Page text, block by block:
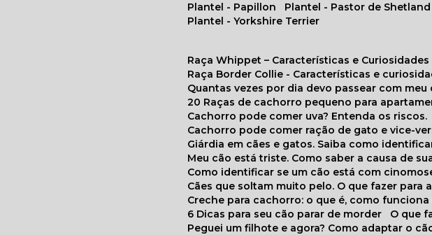
Plantel - Papillon
Plantel - Pastor de Shetland
Plantel - Yorkshire Terrier
Raça Whippet – Características e Curiosidades
Raça Border Collie - Características e
Quantas vezes por dia devo passear com
20 Raças de cachorro pequeno para
Cachorro pode comer uva? Entenda os riscos.
Cachorro pode comer ração de gato e vice-
Giárdia em cães e gatos. Saiba como
Meu cão está triste. Como saber a causa de
Como identificar se um cão está com
Cães que soltam muito pelo. O que fazer para
Creche para cachorro: o que é, como
6 Dicas para seu cão parar de morder
O
Peguei um filhote e agora? Como adaptar o